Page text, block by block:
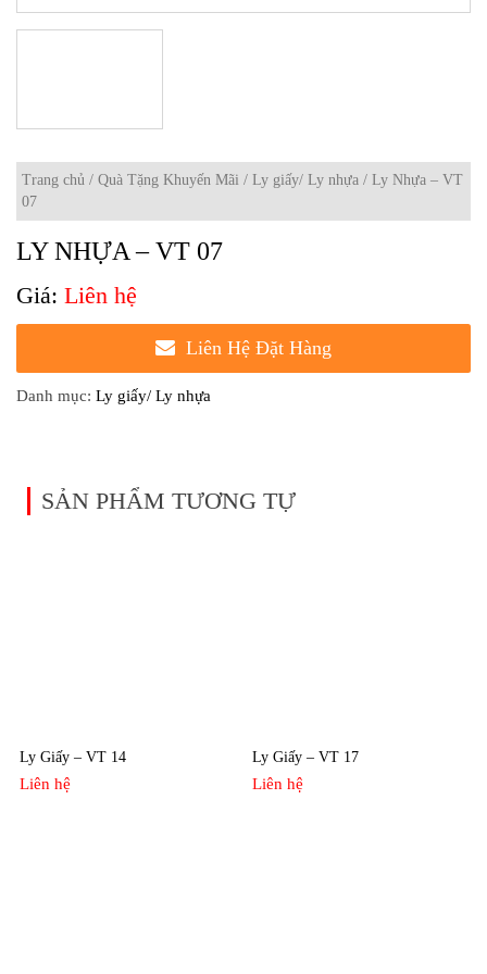
Trang chủ / Quà Tặng Khuyến Mãi / Ly giấy/ Ly nhựa / Ly Nhựa – VT
07
LY NHỰA – VT 07
Liên hệ
Liên Hệ Đặt Hàng
Danh mục: Ly giấy/ Ly nhựa
SẢN PHẨM TƯƠNG TỰ
Ly Giấy – VT 14
Liên hệ
Ly Giấy – VT 17
Liên hệ